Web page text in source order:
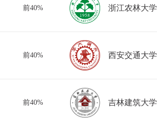
前40% 浙江农林大学
前40% 西安交通大学
前40% 吉林建筑大学